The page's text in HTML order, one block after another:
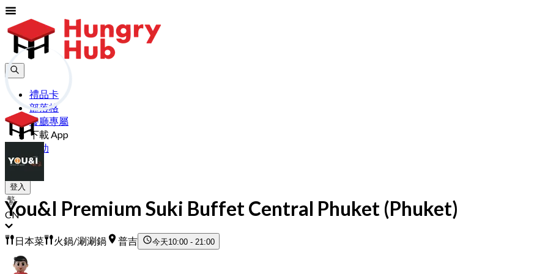
禮品卡
部落格
餐廳專屬
下載 App
幫助
登入
CN
You&I Premium Suki Buffet Central Phuket (Phuket)
日本菜 火鍋/涮涮鍋 普吉 今天10:00 - 21:00